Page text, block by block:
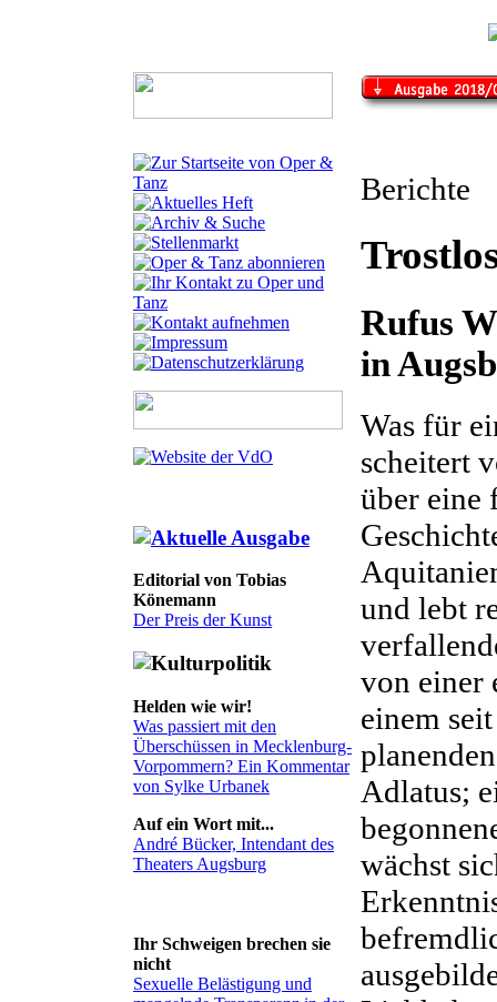
Editorial von Tobias
Könemann
Der Preis der Kunst
Helden wie wir!
Was passiert mit den
Überschüssen in Mecklenburg-
Vorpommern? Ein Kommentar
von Sylke Urbanek
Auf ein Wort mit...
André Bücker, Intendant des
Theaters Augsburg
Ihr Schweigen brechen sie
nicht
Sexuelle Belästigung und
Berichte
Rufus
in
Was für
scheitert
über eine
und lebt
von einer
einem
Adlatus;
wächst